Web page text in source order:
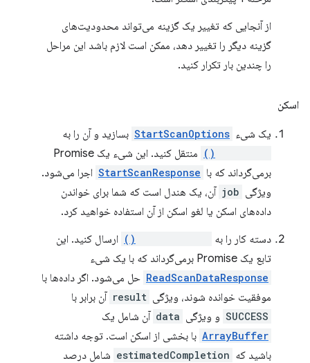
از آنجایی که تغییر یک گزینه می‌تواند محدودیت‌های
گزینه دیگر را تغییر دهد، ممکن است لازم باشد این مراحل
را چندین بار تکرار کنید.
اسکن
یک شیء StartScanOptions بسازید و آن را به
منتقل کنید. این شیء یک Promise
برمی‌گرداند که با StartScanResponse اجرا می‌شود.
ویژگی job آن، یک هندل است که شما برای خواندن
داده‌های اسکن یا لغو اسکن از آن استفاده خواهید کرد.
دسته کار را به
ارسال کنید. این
تابع یک Promise برمی‌گرداند که با یک شیء
ReadScanDataResponse حل می‌شود. اگر داده‌ها با
موفقیت خوانده شوند، ویژگی result آن برابر با
SUCCESS و ویژگی data آن شامل یک
ArrayBuffer با بخشی از اسکن است. توجه داشته
باشید که estimatedCompletion شامل درصد